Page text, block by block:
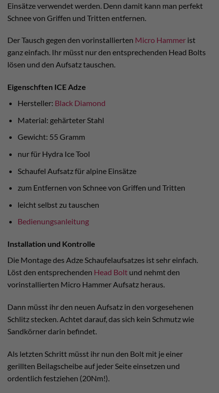
Einsätze verwendet werden. Denn damit kann man perfekt
Schnee von Griffen und Tritten entfernen.
Der Tausch gegen den vorinstallierten Micro Hammer ist
ganz einfach. Ihr müsst nur den entsprechenden Head Bolts
lösen und den Aufsatz tauschen.
Eigenschften ICE Adze
Hersteller: Black Diamond
Material: gehärteter Stahl
Gewicht: 55 Gramm
nur für Hydra Ice Tool
Schaufel Aufsatz für alpine Einsätze
zum Entfernen von Schnee von Griffen und Tritten
leicht selbst zu tauschen
Bedienungsanleitung
Installation und Kontrolle
Die Montage des Adze Schaufelaufsatzes ist sehr einfach.
Löst den entsprechenden Head Bolt und nehmt den
vorinstallierten Micro Hammer Aufsatz heraus.
Dann müsst ihr den neuen Aufsatz in den vorgesehenen
Schlitz stecken. Achtet darauf, das sich kein Schmutz wie
Sandkörner darin befindet.
Als letzten Schritt müsst ihr nun den Bolt mit je einer
gerillten Beilagscheibe auf jeder Seite einsetzen und
ordentlich festziehen (20Nm!).